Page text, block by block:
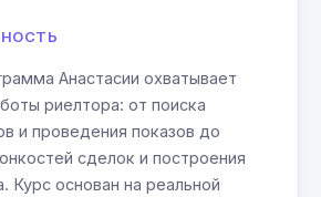
Анастасии охватывает
риелтора: от поиска
и проведения показов до
сделок и построения
Курс основан на реальной